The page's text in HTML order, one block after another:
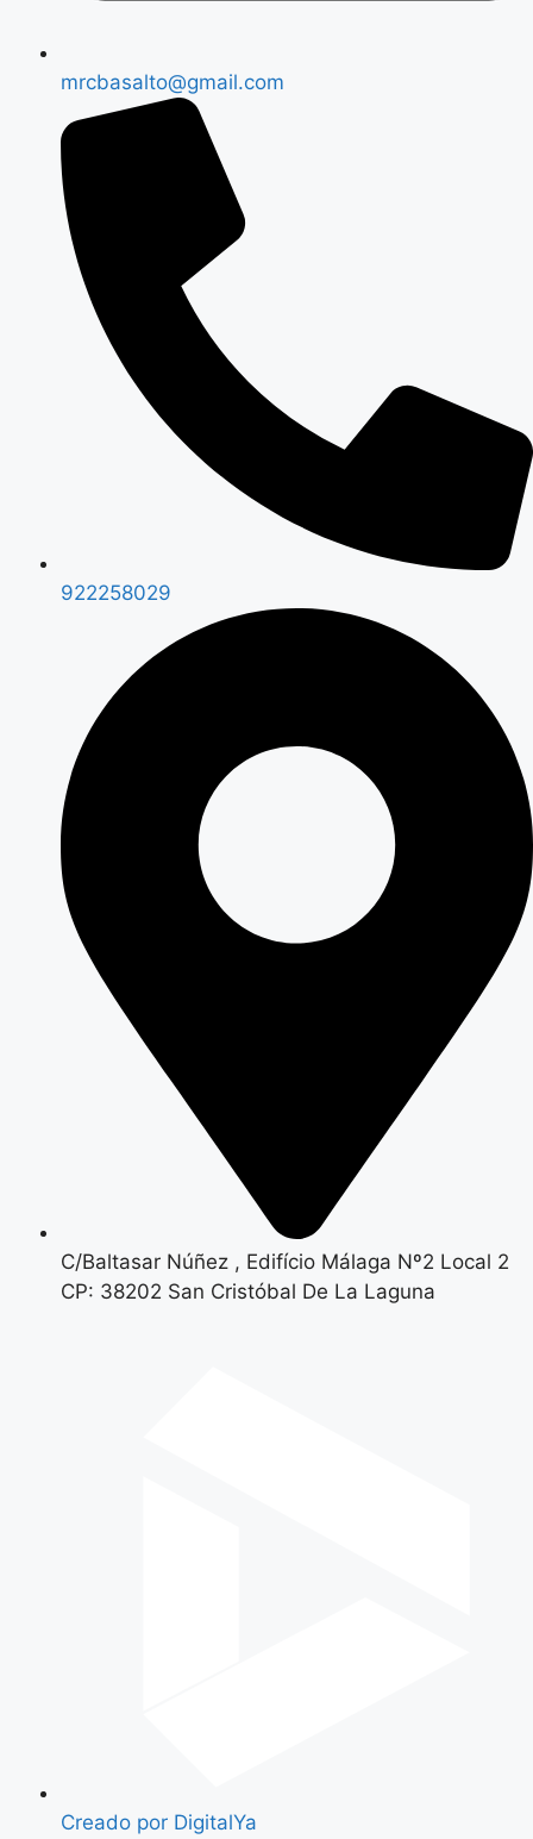
mrcbasalto@gmail.com
922258029
C/Baltasar Núñez , Edifício Málaga Nº2 Local 2
CP: 38202 San Cristóbal De La Laguna
Creado por DigitalYa